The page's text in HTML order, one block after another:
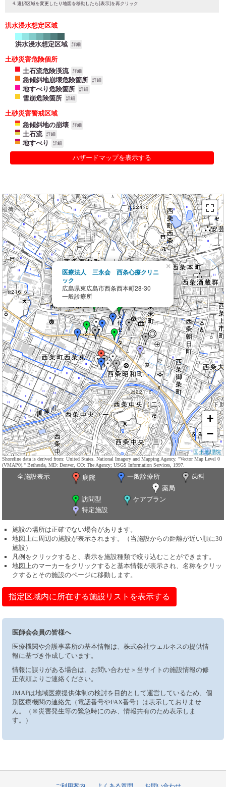
選択区域を変更したり地図を移動したら[表示]を再クリック
洪水浸水想定区域
洪水浸水想定区域 詳細
土砂災害危険個所
土石流危険渓流
詳細
急傾斜地崩壊危険箇所 詳細
地すべり危険箇所 詳細
雪崩危険箇所 詳細
土砂災害警戒区域
急傾斜地の崩壊
詳細
土石流 詳細
地すべり 詳細
ハザードマップを表示する
医療法人 三永会 西条心療クリニ
ック
広島県東広島市西条西本町28-30
一般診療所
×
+
−
国土地理院
Shoreline data is derived from: United States. National Imagery and Mapping Agency. "Vector Map Level 0
(VMAP0)." Bethesda, MD: Denver, CO: The Agency; USGS Information Services, 1997.
全施設表示 病院 一般診療所
歯科
薬局
訪問型
ケアプラン
特定施設
施設の場所は正確でない場合があります。
地図上に周辺の施設が表示されます。（当施設からの距離が近い順に30
施設）
凡例をクリックすると、表示を施設種類で絞り込むことができます。
地図上のマーカーをクリックすると基本情報が表示され、名称をクリッ
クするとその施設のページに移動します。
指定区域内に所在する施設リストを表示する
医師会会員の皆様へ
医療機関や介護事業所の基本情報は、株式会社ウェルネスの提供情
報に基づき作成しています。
情報に誤りがある場合は、お問い合わせ＞当サイトの施設情報の修
正依頼よりご連絡ください。
JMAPは地域医療提供体制の検討を目的として運営しているため、個
別医療機関の連絡先（電話番号やFAX番号）は表示しておりませ
ん。（※災害発生等の緊急時にのみ、情報共有のため表示しま
す。）